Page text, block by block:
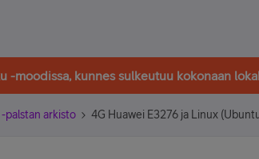
-moodissa, kunnes sulkeutuu kokonaan
-palstan arkisto 4G Huawei E3276 ja Linux